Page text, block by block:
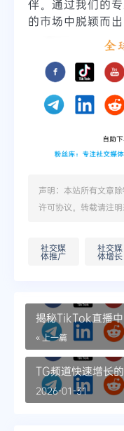
伴。通过我们的
的市场中脱颖而
声明：本站所有文章
许可协议。转载请注明
社交媒
体推广
社交媒
体增长
揭秘TikTok直播
« 上一篇
TG频道快速增长
2026-01-31